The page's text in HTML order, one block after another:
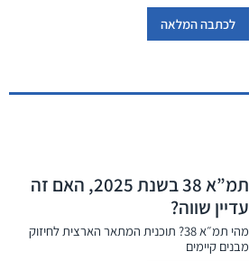
לכתבה המלאה
תמ”א 38 בשנת 2025, האם זה
עדיין שווה?
מהי תמ״א 38? תוכנית המתאר הארצית לחיזוק
מבנים קיימים